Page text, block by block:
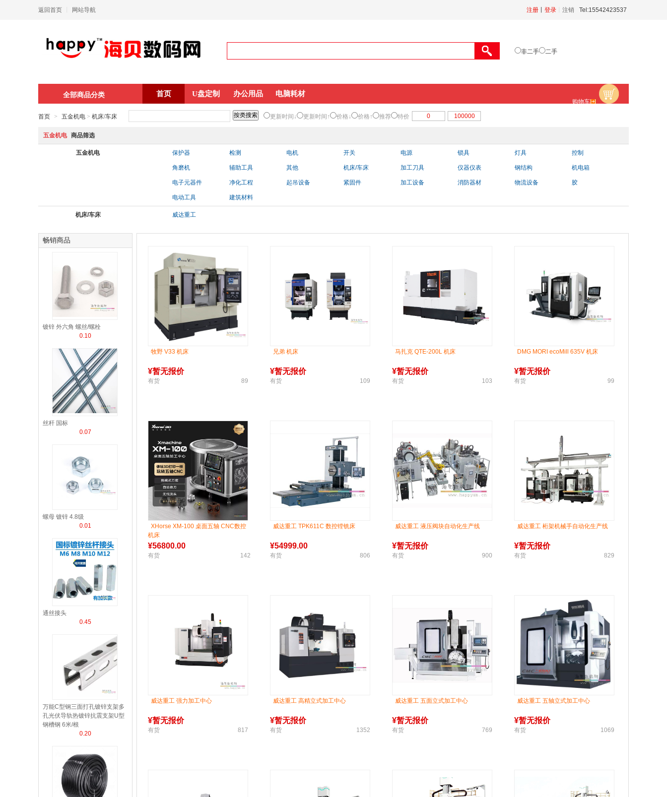
返回首页 网站导航 Tel:15542423537
注销
注册 登录
非二手 二手
全部商品分类
购物车
首页 U盘定制 办公用品 电脑耗材
首页 > 五金机电 > 机床/车床 更新时间↓ 更新时间↑ 价格↓ 价格↑ 推荐 特价
五金机电 商品筛选
五金机电 保护器 检测 电机 开关 电源 锁具 灯具 控制
角磨机 辅助工具 其他 机床/车床 加工刀具 仪器仪表 钢结构 机电箱
电子元器件 净化工程 起吊设备 紧固件 加工设备 消防器材 物流设备 胶
电动工具 建筑材料
机床/车床 威达重工
畅销商品
镀锌 外六角 螺丝/螺栓
0.10
丝杆 国标
0.07
螺母 镀锌 4.8级
0.01
通丝接头
0.45
万能C型钢三面打孔镀锌支架多
孔光伏导轨热镀锌抗震支架U型
钢槽钢 6米/根
0.20
牧野 V33 机床
¥暂无报价
有货 89
兄弟 机床
¥暂无报价
有货 109
马扎克 QTE-200L 机床
¥暂无报价
有货 103
DMG MORI ecoMill 635V 机床
¥暂无报价
有货 99
XHorse XM-100 桌面五轴 CNC数控
机床
¥56800.00
有货 142
威达重工 TPK611C 数控镗铣床
¥54999.00
有货 806
威达重工 液压阀块自动化生产线
¥暂无报价
有货 900
威达重工 桁架机械手自动化生产线
¥暂无报价
有货 829
威达重工 强力加工中心
¥暂无报价
有货 817
威达重工 高精立式加工中心
¥暂无报价
有货 1352
威达重工 五面立式加工中心
¥暂无报价
有货 769
威达重工 五轴立式加工中心
¥暂无报价
有货 1069